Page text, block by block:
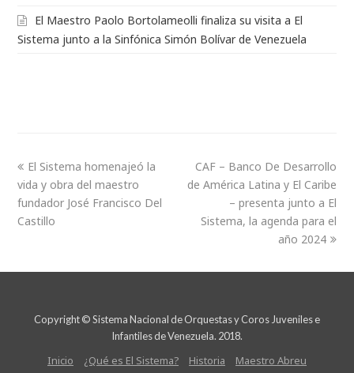
El Maestro Paolo Bortolameolli finaliza su visita a El
Sistema junto a la Sinfónica Simón Bolívar de Venezuela
El Sistema homenajeó la
vida y obra del maestro
fundador José Francisco Del
Castillo
CAF – Banco De Desarrollo
de América Latina y El Caribe
– presenta junto a El
Sistema, la agenda para el
año 2024
Copyright © Sistema Nacional de Orquestas y Coros Juveniles e
Infantiles de Venezuela. 2018.
Inicio ¿Qué es El Sistema? Historia
Maestro Abreu